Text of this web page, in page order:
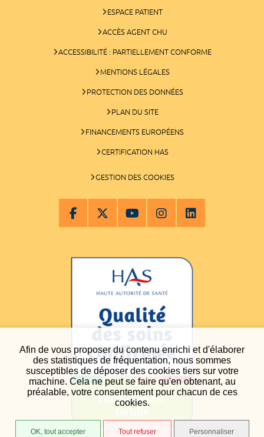
Afin de vous proposer du contenu enrichi et d'élaborer
des statistiques de fréquentation, nous sommes
susceptibles de déposer des cookies tiers sur votre
machine. Cela ne peut se faire qu'en obtenant, au
préalable, votre consentement pour chacun de ces
cookies.
OK, tout accepter Tout refuser Personnaliser
ESPACE PATIENT
ACCÈS AGENT CHU
ACCESSIBILITÉ : PARTIELLEMENT CONFORME
MENTIONS LÉGALES
PROTECTION DES DONNÉES
PLAN DU SITE
FINANCEMENTS EUROPÉENS
CERTIFICATION HAS
GESTION DES COOKIES